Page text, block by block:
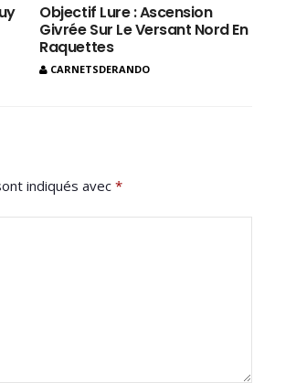
Objectif Lure : Ascension
Givrée Sur Le Versant Nord En
Raquettes
CARNETSDERANDO
indiqués avec*